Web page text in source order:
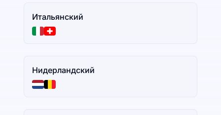
Итальянский
Нидерландский